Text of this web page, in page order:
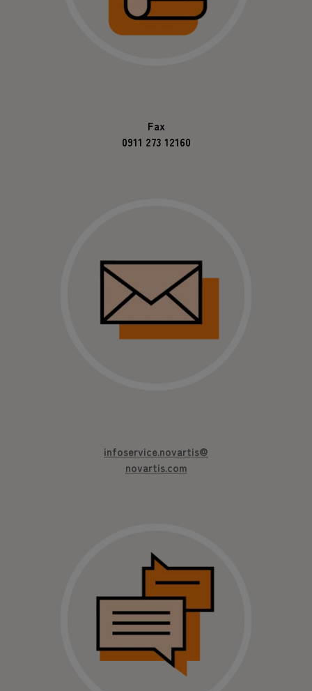
Fax
0911 273 12160
infoservice.novartis@
novartis.com